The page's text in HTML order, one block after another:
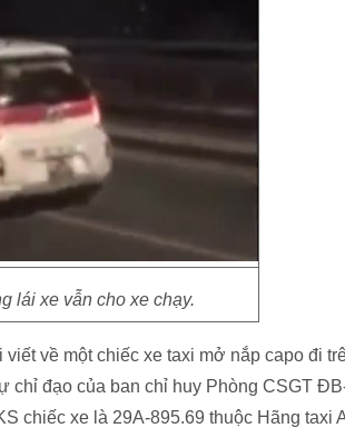
lái xe vẫn cho xe chạy.
về một chiếc xe taxi mở nắp capo đi
chỉ đạo của ban chỉ huy Phòng CSGT
chiếc xe là 29A-895.69 thuộc Hãng taxi